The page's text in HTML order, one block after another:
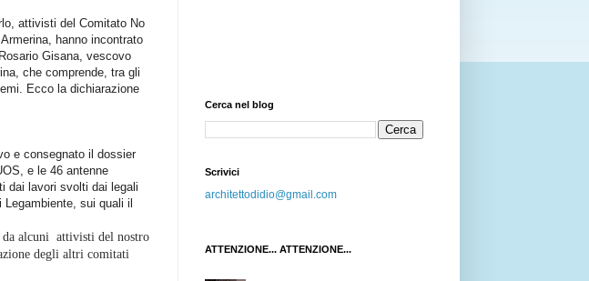
attivisti del Comitato No
hanno incontrato
Gisana, vescovo
che comprende, tra gli
Ecco la dichiarazione
e consegnato il dossier
e le 46 antenne
dai lavori svolti dai legali
sui quali il
da alcuni attivisti del nostro
degli altri comitati
Cerca nel blog
Scrivici
architettodidio@gmail.com
ATTENZIONE... ATTENZIONE...